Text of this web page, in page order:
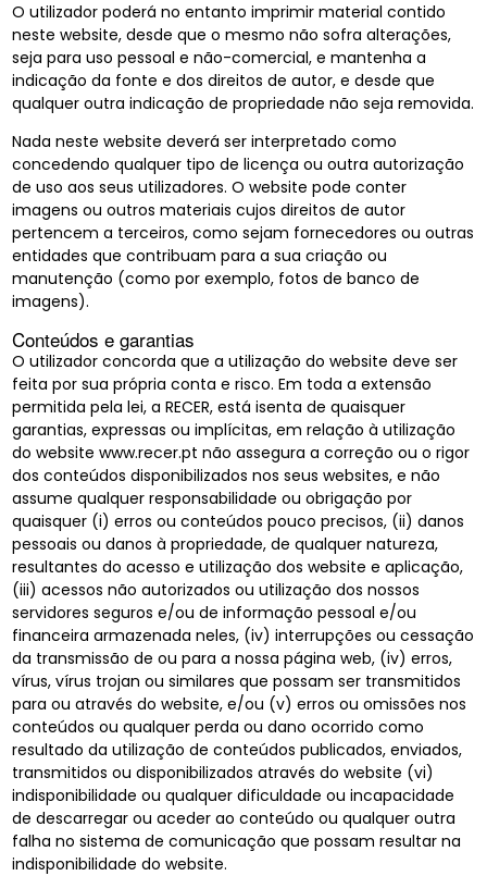
O utilizador poderá no entanto imprimir material contido
neste website, desde que o mesmo não sofra alterações,
seja para uso pessoal e não-comercial, e mantenha a
indicação da fonte e dos direitos de autor, e desde que
qualquer outra indicação de propriedade não seja removida.
Nada neste website deverá ser interpretado como
concedendo qualquer tipo de licença ou outra autorização
de uso aos seus utilizadores. O website pode conter
imagens ou outros materiais cujos direitos de autor
pertencem a terceiros, como sejam fornecedores ou outras
entidades que contribuam para a sua criação ou
manutenção (como por exemplo, fotos de banco de
imagens).
Conteúdos e garantias
O utilizador concorda que a utilização do website deve ser
feita por sua própria conta e risco. Em toda a extensão
permitida pela lei, a RECER, está isenta de quaisquer
garantias, expressas ou implícitas, em relação à utilização
do website www.recer.pt não assegura a correção ou o rigor
dos conteúdos disponibilizados nos seus websites, e não
assume qualquer responsabilidade ou obrigação por
quaisquer (i) erros ou conteúdos pouco precisos, (ii) danos
pessoais ou danos à propriedade, de qualquer natureza,
resultantes do acesso e utilização dos website e aplicação,
(iii) acessos não autorizados ou utilização dos nossos
servidores seguros e/ou de informação pessoal e/ou
financeira armazenada neles, (iv) interrupções ou cessação
da transmissão de ou para a nossa página web, (iv) erros,
vírus, vírus trojan ou similares que possam ser transmitidos
para ou através do website, e/ou (v) erros ou omissões nos
conteúdos ou qualquer perda ou dano ocorrido como
resultado da utilização de conteúdos publicados, enviados,
transmitidos ou disponibilizados através do website (vi)
indisponibilidade ou qualquer dificuldade ou incapacidade
de descarregar ou aceder ao conteúdo ou qualquer outra
falha no sistema de comunicação que possam resultar na
indisponibilidade do website.